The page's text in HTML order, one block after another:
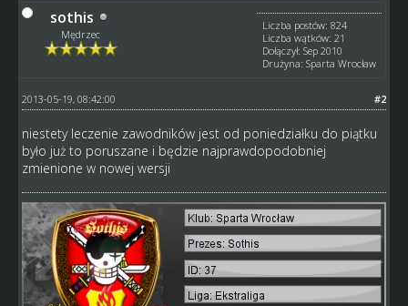
sothis
Mędrzec
Liczba postów: 824
Liczba wątków: 21
Dołączył: Sep 2010
Drużyna: Sparta Wrocław
#2
2013-05-19, 08:42:00
niestety leczenie zawodników jest od poniedziałku do piątku
było już to poruszane i będzie najprawdopodobniej
zmienione w nowej wersji